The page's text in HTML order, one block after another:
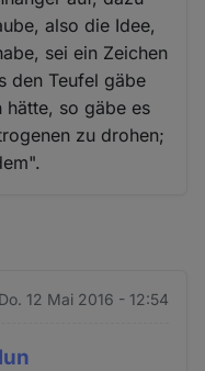
also die Idee,
sei ein Zeichen
den Teufel gäbe
hätte, so gäbe es
zu drohen;
Do. 12 Mai 2016 - 12:54